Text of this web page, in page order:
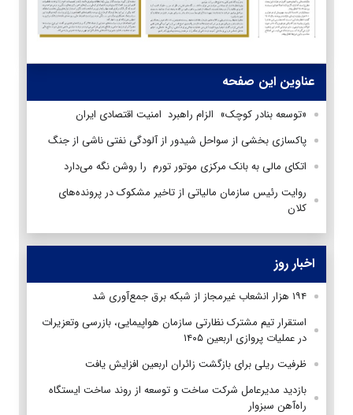
عناوین این صفحه
«توسعه بنادر کوچک» الزام راهبرد امنیت اقتصادی ایران
پاکسازی بخشی از سواحل شیدور از آلودگی نفتی ناشی از جنگ
اتکای مالی به بانک مرکزی موتور تورم را روشن نگه می‌دارد
روایت رئیس سازمان مالیاتی از تاخیر مشکوک در پرونده‌های
کلان
اخبار روز
۱۹۴ هزار انشعاب غیرمجاز از شبکه برق جمع‌آوری شد
استقرار تیم مشترک نظارتی سازمان هواپیمایی، بازرسی وتعزیرات
در عملیات پروازی اربعین ۱۴۰۵
ظرفیت ریلی برای بازگشت زائران اربعین افزایش یافت
بازدید مدیرعامل شرکت ساخت و توسعه از روند ساخت ایستگاه
راه‌آهن سبزوار